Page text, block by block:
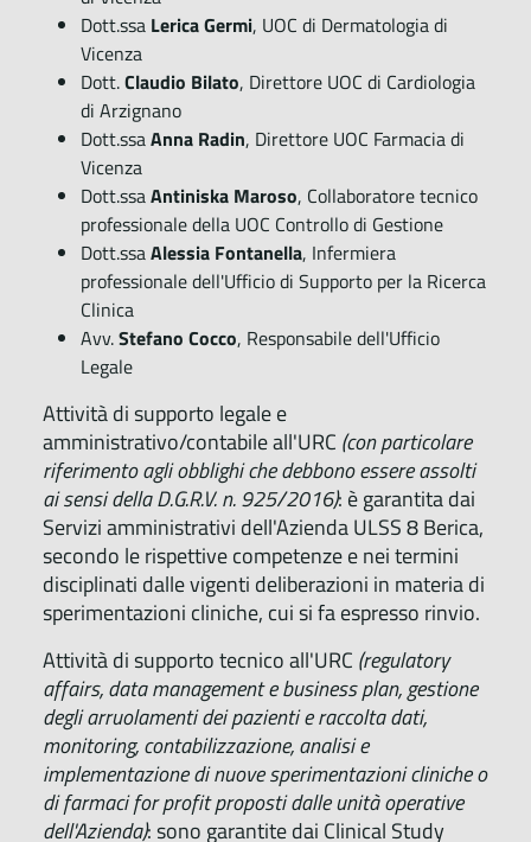
Dott.ssa Lerica Germi, UOC di Dermatologia di
Vicenza
Dott.Claudio Bilato, Direttore UOC di Cardiologia
di Arzignano
Dott.ssaAnna Radin, Direttore UOC Farmacia di
Vicenza
Dott.ssaAntiniska Maroso, Collaboratore tecnico
professionale della UOC Controllo di Gestione
Dott.ssaAlessia Fontanella, Infermiera
professionale dell'Ufficio di Supporto per la Ricerca
Clinica
Avv.Stefano Cocco, Responsabile dell'Ufficio
Legale
Attività di supporto legale e
amministrativo/contabile all'URC (con particolare
riferimento agli obblighi che debbono essere assolti
ai sensi della D.G.R.V. n. 925/2016): è garantita dai
Servizi amministrativi dell'Azienda ULSS 8 Berica,
secondo le rispettive competenze e nei termini
disciplinati dalle vigenti deliberazioni in materia di
sperimentazioni cliniche, cui si fa espresso rinvio.
Attività di supporto tecnico all'URC (regulatory
affairs, data management e business plan, gestione
degli arruolamenti dei pazienti e raccolta dati,
monitoring, contabilizzazione, analisi e
implementazione di nuove sperimentazioni cliniche o
di farmaci for profit proposti dalle unità operative
dell'Azienda): sono garantite dai Clinical Study